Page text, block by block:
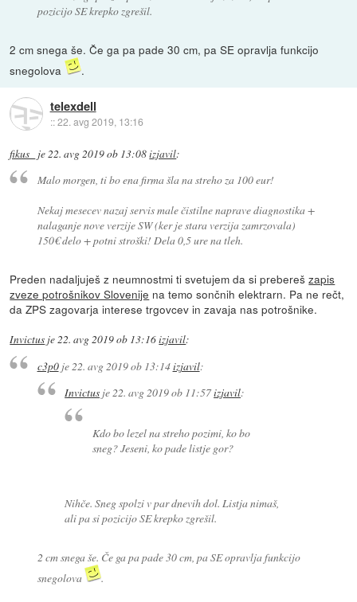
pozicijo SE krepko zgrešil.
2 cm snega še. Če ga pa pade 30 cm, pa SE opravlja funkcijo
snegolova
.
telexdell
::22. avg 2019, 13:16
fikus_ je22. avg 2019 ob 13:08izjavil:
Malo morgen, ti bo ena firma šla na streho za 100 eur!
Nekaj mesecev nazaj servis male čistilne naprave diagnostika +
nalaganje nove verzije SW (ker je stara verzija zamrzovala)
150€ delo + potni stroški! Dela 0,5 ure na tleh.
Preden nadaljuješ z neumnostmi ti svetujem da si preberešzapis
zveze potrošnikov Slovenije na temo sončnih elektrarn. Pa ne rečt,
da ZPS zagovarja interese trgovcev in zavaja nas potrošnike.
Invictus je22. avg 2019 ob 13:16izjavil:
c3p0je22. avg 2019 ob 13:14izjavil:
Invictus je 22. avg 2019 ob 11:57izjavil:
Kdo bo lezel na streho pozimi, ko bo
sneg? Jeseni, ko pade listje gor?
Nihče. Sneg spolzi v par dnevih dol. Listja nimaš,
ali pa si pozicijo SE krepko zgrešil.
2 cm snega še. Če ga pa pade 30 cm, pa SE opravlja funkcijo
snegolova
.